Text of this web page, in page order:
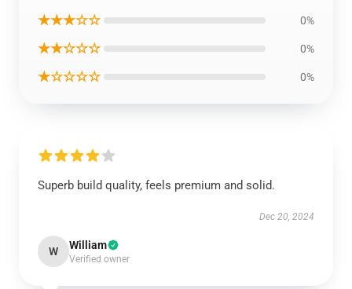
★★★☆☆ 0%
★★☆☆☆ 0%
★☆☆☆☆ 0%
Superb build quality, feels premium and solid.
Dec 20, 2024
W William
Verified owner